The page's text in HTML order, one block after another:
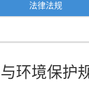
法律法规
环境保护